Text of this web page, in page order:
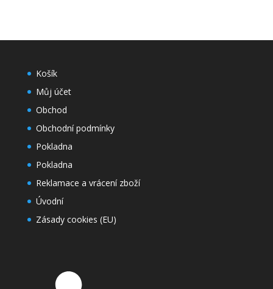
Košík
Můj účet
Obchod
Obchodní podmínky
Pokladna
Pokladna
Reklamace a vrácení zboží
Úvodní
Zásady cookies (EU)